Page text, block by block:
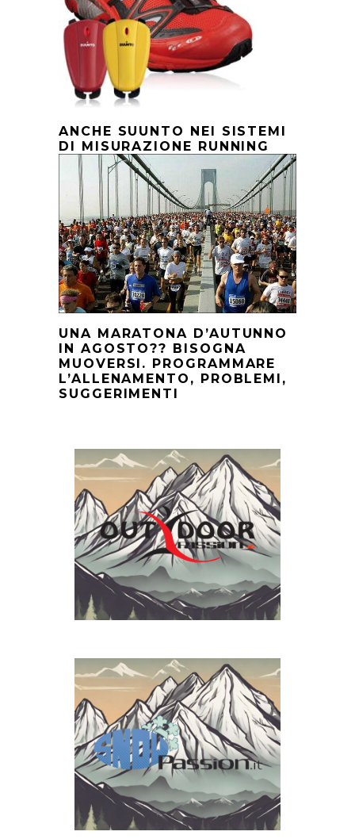
ANCHE SUUNTO NEI SISTEMI
DI MISURAZIONE RUNNING
UNA MARATONA D’AUTUNNO
IN AGOSTO?? BISOGNA
MUOVERSI. PROGRAMMARE
L’ALLENAMENTO, PROBLEMI,
SUGGERIMENTI